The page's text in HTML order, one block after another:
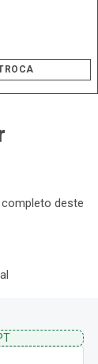
deste